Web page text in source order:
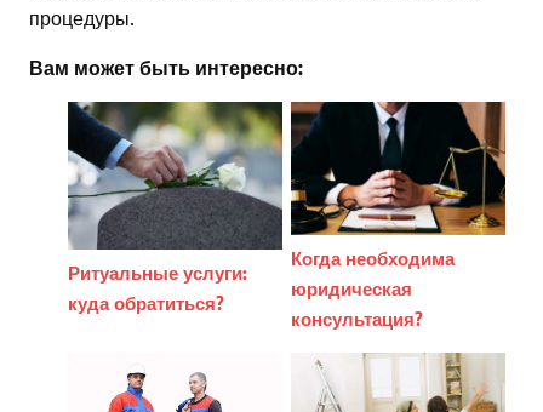
процедуры.
Вам может быть интересно:
Ритуальные услуги:
куда обратиться?
Когда необходима
юридическая
консультация?